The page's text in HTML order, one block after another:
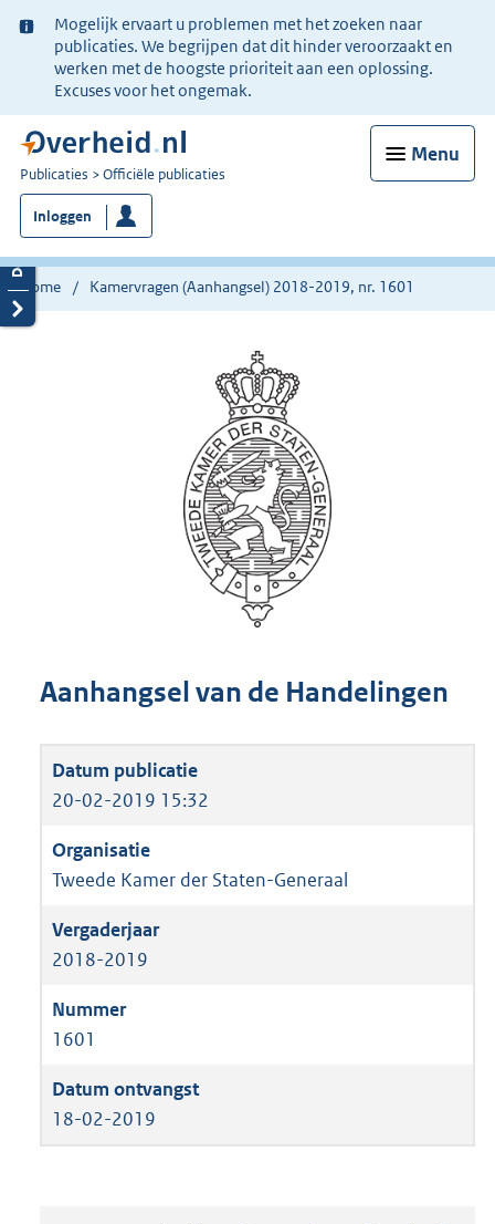
Ter
informatie:
Mogelijk ervaart u problemen met het zoeken naar
publicaties. We begrijpen dat dit hinder veroorzaakt en
werken met de hoogste prioriteit aan een oplossing.
Excuses voor het ongemak.
Menu
U
bent
nu
hier:
Publicaties Officiële publicaties
Inloggen
Home Kamervragen (Aanhangsel) 2018-2019, nr. 1601
Aanhangsel van de Handelingen
20-02-2019 15:32
Tweede Kamer der Staten-Generaal
2018-2019
1601
18-02-2019